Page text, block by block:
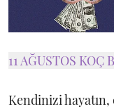
11 AĞUSTOS KOÇ
Kendinizi hayatın,